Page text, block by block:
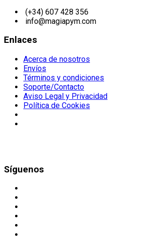
(+34) 607 428 356
info@magiapym.com
Enlaces
Acerca de nosotros
Envíos
Términos y condiciones
Soporte/Contacto
Aviso Legal y Privacidad
Política de Cookies
Síguenos